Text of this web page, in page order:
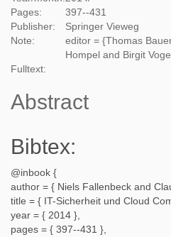
Pages:
397--431
Publisher:
Springer Vieweg
Note:
editor = {Thomas
Hompel and Birgit
Fulltext:
Abstract
Bibtex:
@inbook {
author = { Niels Fallenbeck and
title = { IT-Sicherheit und Cloud
year = { 2014 },
pages = { 397--431 },